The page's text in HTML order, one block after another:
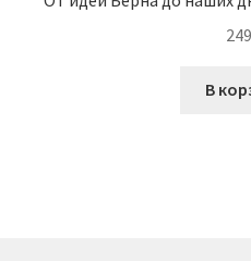
249
В